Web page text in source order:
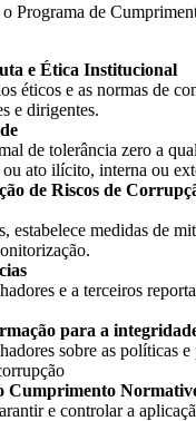
o Programa de
e Ética Institucional
éticos e as normas de
e dirigentes.
de tolerância zero a
ato ilícito, interna ou
de Riscos de
estabelece medidas de
e a terceiros
para a
sobre as políticas
Cumprimento
e controlar a